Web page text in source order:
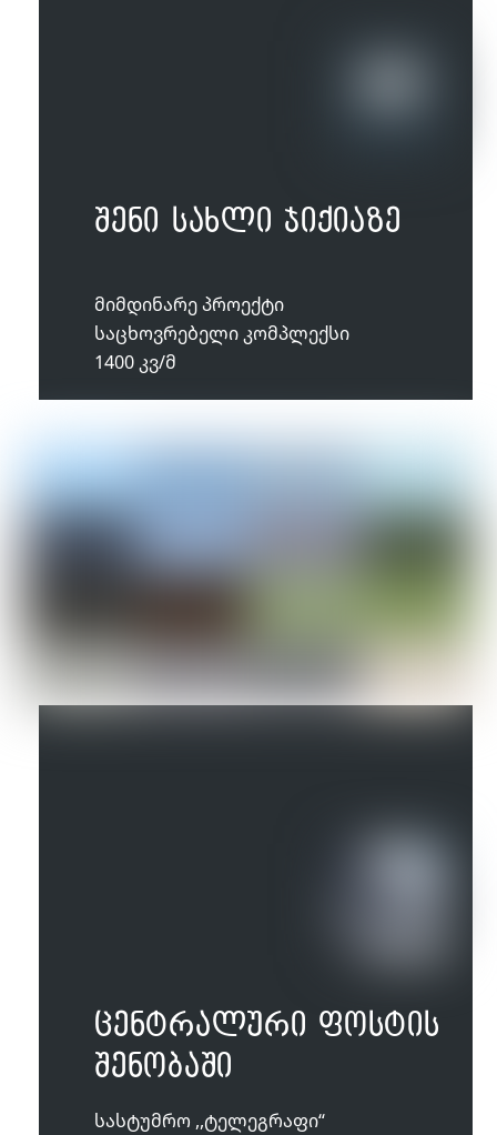
შენი სახლი ჯიქიაზე
მიმდინარე პროექტი
საცხოვრებელი კომპლექსი
1400 კვ/მ
ცენტრალური ფოსტის
შენობაში
სასტუმრო ,,ტელეგრაფი“